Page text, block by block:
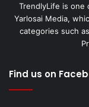
TrendlyLife is
Yarlosai Media,
categories such
Find us on